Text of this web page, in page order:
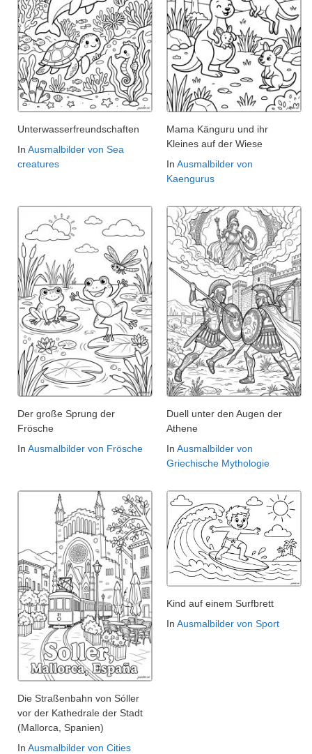
Unterwasserfreundschaften
In Ausmalbilder von Sea
creatures
Mama Känguru und ihr
Kleines auf der Wiese
In Ausmalbilder von
Kaengurus
Der große Sprung der
Frösche
In Ausmalbilder von Frösche
Duell unter den Augen der
Athene
In Ausmalbilder von
Griechische Mythologie
Die Straßenbahn von Sóller
vor der Kathedrale der Stadt
(Mallorca, Spanien)
In Ausmalbilder von Cities
Kind auf einem Surfbrett
In Ausmalbilder von Sport